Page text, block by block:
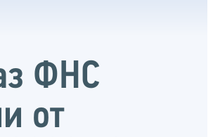
ФНС
от